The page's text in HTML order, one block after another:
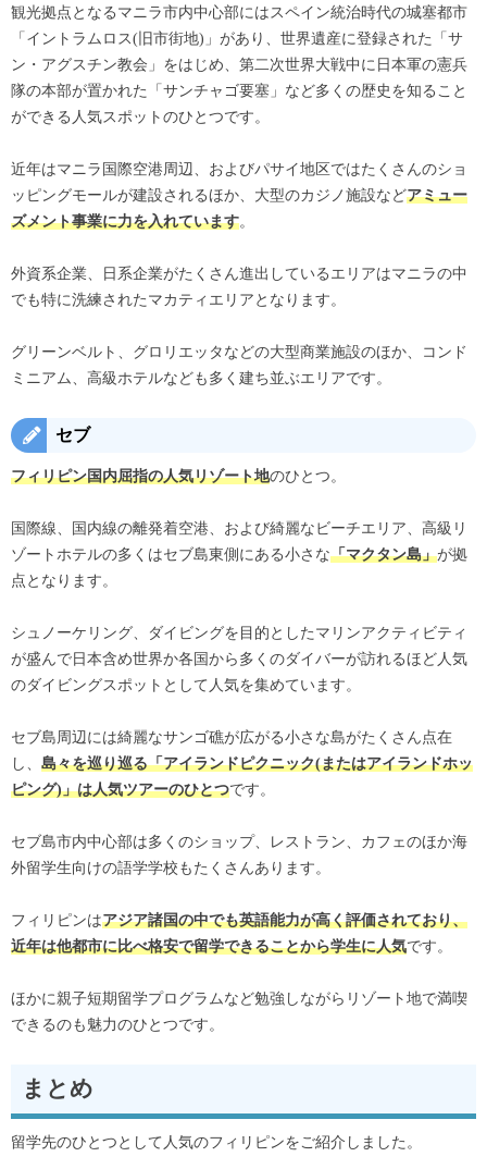
観光拠点となるマニラ市内中心部にはスペイン統治時代の城塞都市
「イントラムロス(旧市街地)」があり、世界遺産に登録された「サ
ン・アグスチン教会」をはじめ、第二次世界大戦中に日本軍の憲兵
隊の本部が置かれた「サンチャゴ要塞」など多くの歴史を知ること
ができる人気スポットのひとつです。
近年はマニラ国際空港周辺、およびパサイ地区ではたくさんのショ
ッピングモールが建設されるほか、大型のカジノ施設などアミュー
ズメント事業に力を入れています。
外資系企業、日系企業がたくさん進出しているエリアはマニラの中
でも特に洗練されたマカティエリアとなります。
グリーンベルト、グロリエッタなどの大型商業施設のほか、コンド
ミニアム、高級ホテルなども多く建ち並ぶエリアです。
セブ
フィリピン国内屈指の人気リゾート地のひとつ。
国際線、国内線の離発着空港、および綺麗なビーチエリア、高級リ
ゾートホテルの多くはセブ島東側にある小さな「マクタン島」が拠
点となります。
シュノーケリング、ダイビングを目的としたマリンアクティビティ
が盛んで日本含め世界か各国から多くのダイバーが訪れるほど人気
のダイビングスポットとして人気を集めています。
セブ島周辺には綺麗なサンゴ礁が広がる小さな島がたくさん点在
し、
島々を巡り巡る「アイランドピクニック(またはアイランドホッ
ピング)」は人気ツアーのひとつです。
セブ島市内中心部は多くのショップ、レストラン、カフェのほか海
外留学生向けの語学学校もたくさんあります。
フィリピンはアジア諸国の中でも英語能力が高く評価されており、
近年は他都市に比べ格安で留学できることから学生に人気です。
ほかに親子短期留学プログラムなど勉強しながらリゾート地で満喫
できるのも魅力のひとつです。
まとめ
留学先のひとつとして人気のフィリピンをご紹介しました。